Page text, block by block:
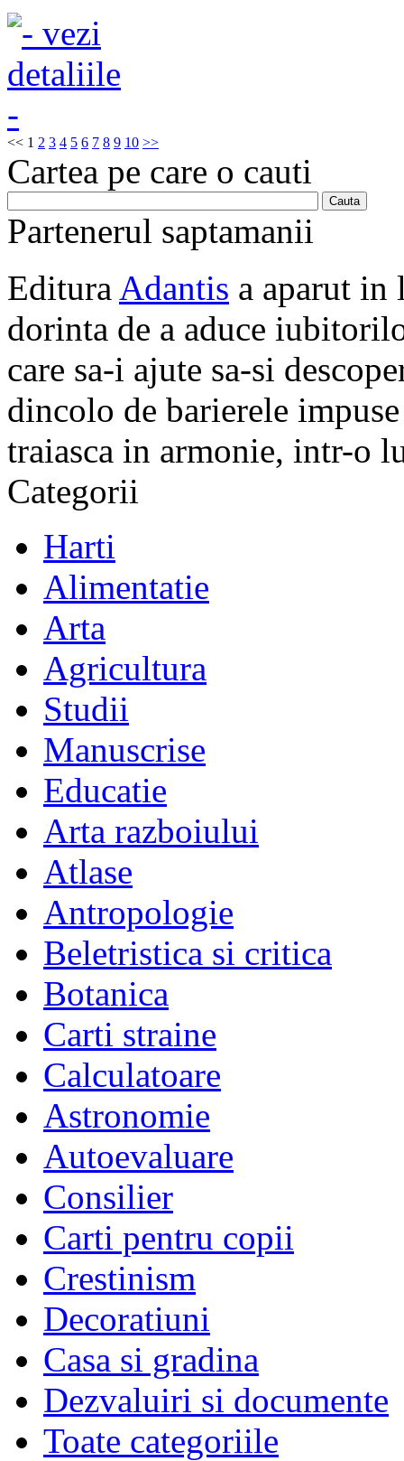
<< 1 2 3 4 5 6 7 8 9 10 >>
Cartea pe care o cauti
Partenerul saptamanii
Editura Adantis a aparut in
dorinta de a aduce
care sa-i ajute sa-si
dincolo de barierele
traiasca in armonie, intr-o
Categorii
Harti
Alimentatie
Arta
Agricultura
Studii
Manuscrise
Educatie
Arta razboiului
Atlase
Antropologie
Beletristica si critica
Botanica
Carti straine
Calculatoare
Astronomie
Autoevaluare
Consilier
Carti pentru copii
Crestinism
Decoratiuni
Casa si gradina
Dezvaluiri si documente
Toate categoriile